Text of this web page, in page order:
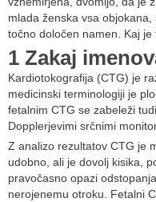
mlada ženska vsa
točno določen namen. Kaj
1 Zakaj
Kardiotokografija (CTG) je
medicinski terminologiji je
fetalnim CTG se zabeleži
Dopplerjevimi srčnimi
Z analizo rezultatov CTG je
udobno, ali je dovolj kisika,
pravočasno opazi
nerojenemu otroku. Fetalni